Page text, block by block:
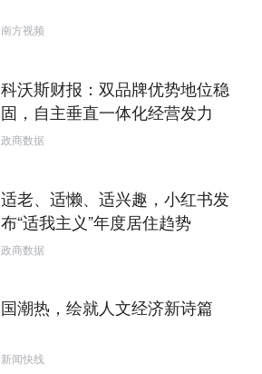
南方视频
科沃斯财报：双品牌优势地位稳
固，自主垂直一体化经营发力
政商数据
适老、适懒、适兴趣，小红书发
布“适我主义”年度居住趋势
政商数据
国潮热，绘就人文经济新诗篇
新闻快线